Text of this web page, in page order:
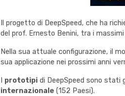
Il progetto di DeepSpeed, che ha
del prof. Ernesto Benini, tra i
Nella sua attuale configurazione, il
sua applicazione nei prossimi anni
prototipi di DeepSpeed sono stati
internazionale (152 Paesi).